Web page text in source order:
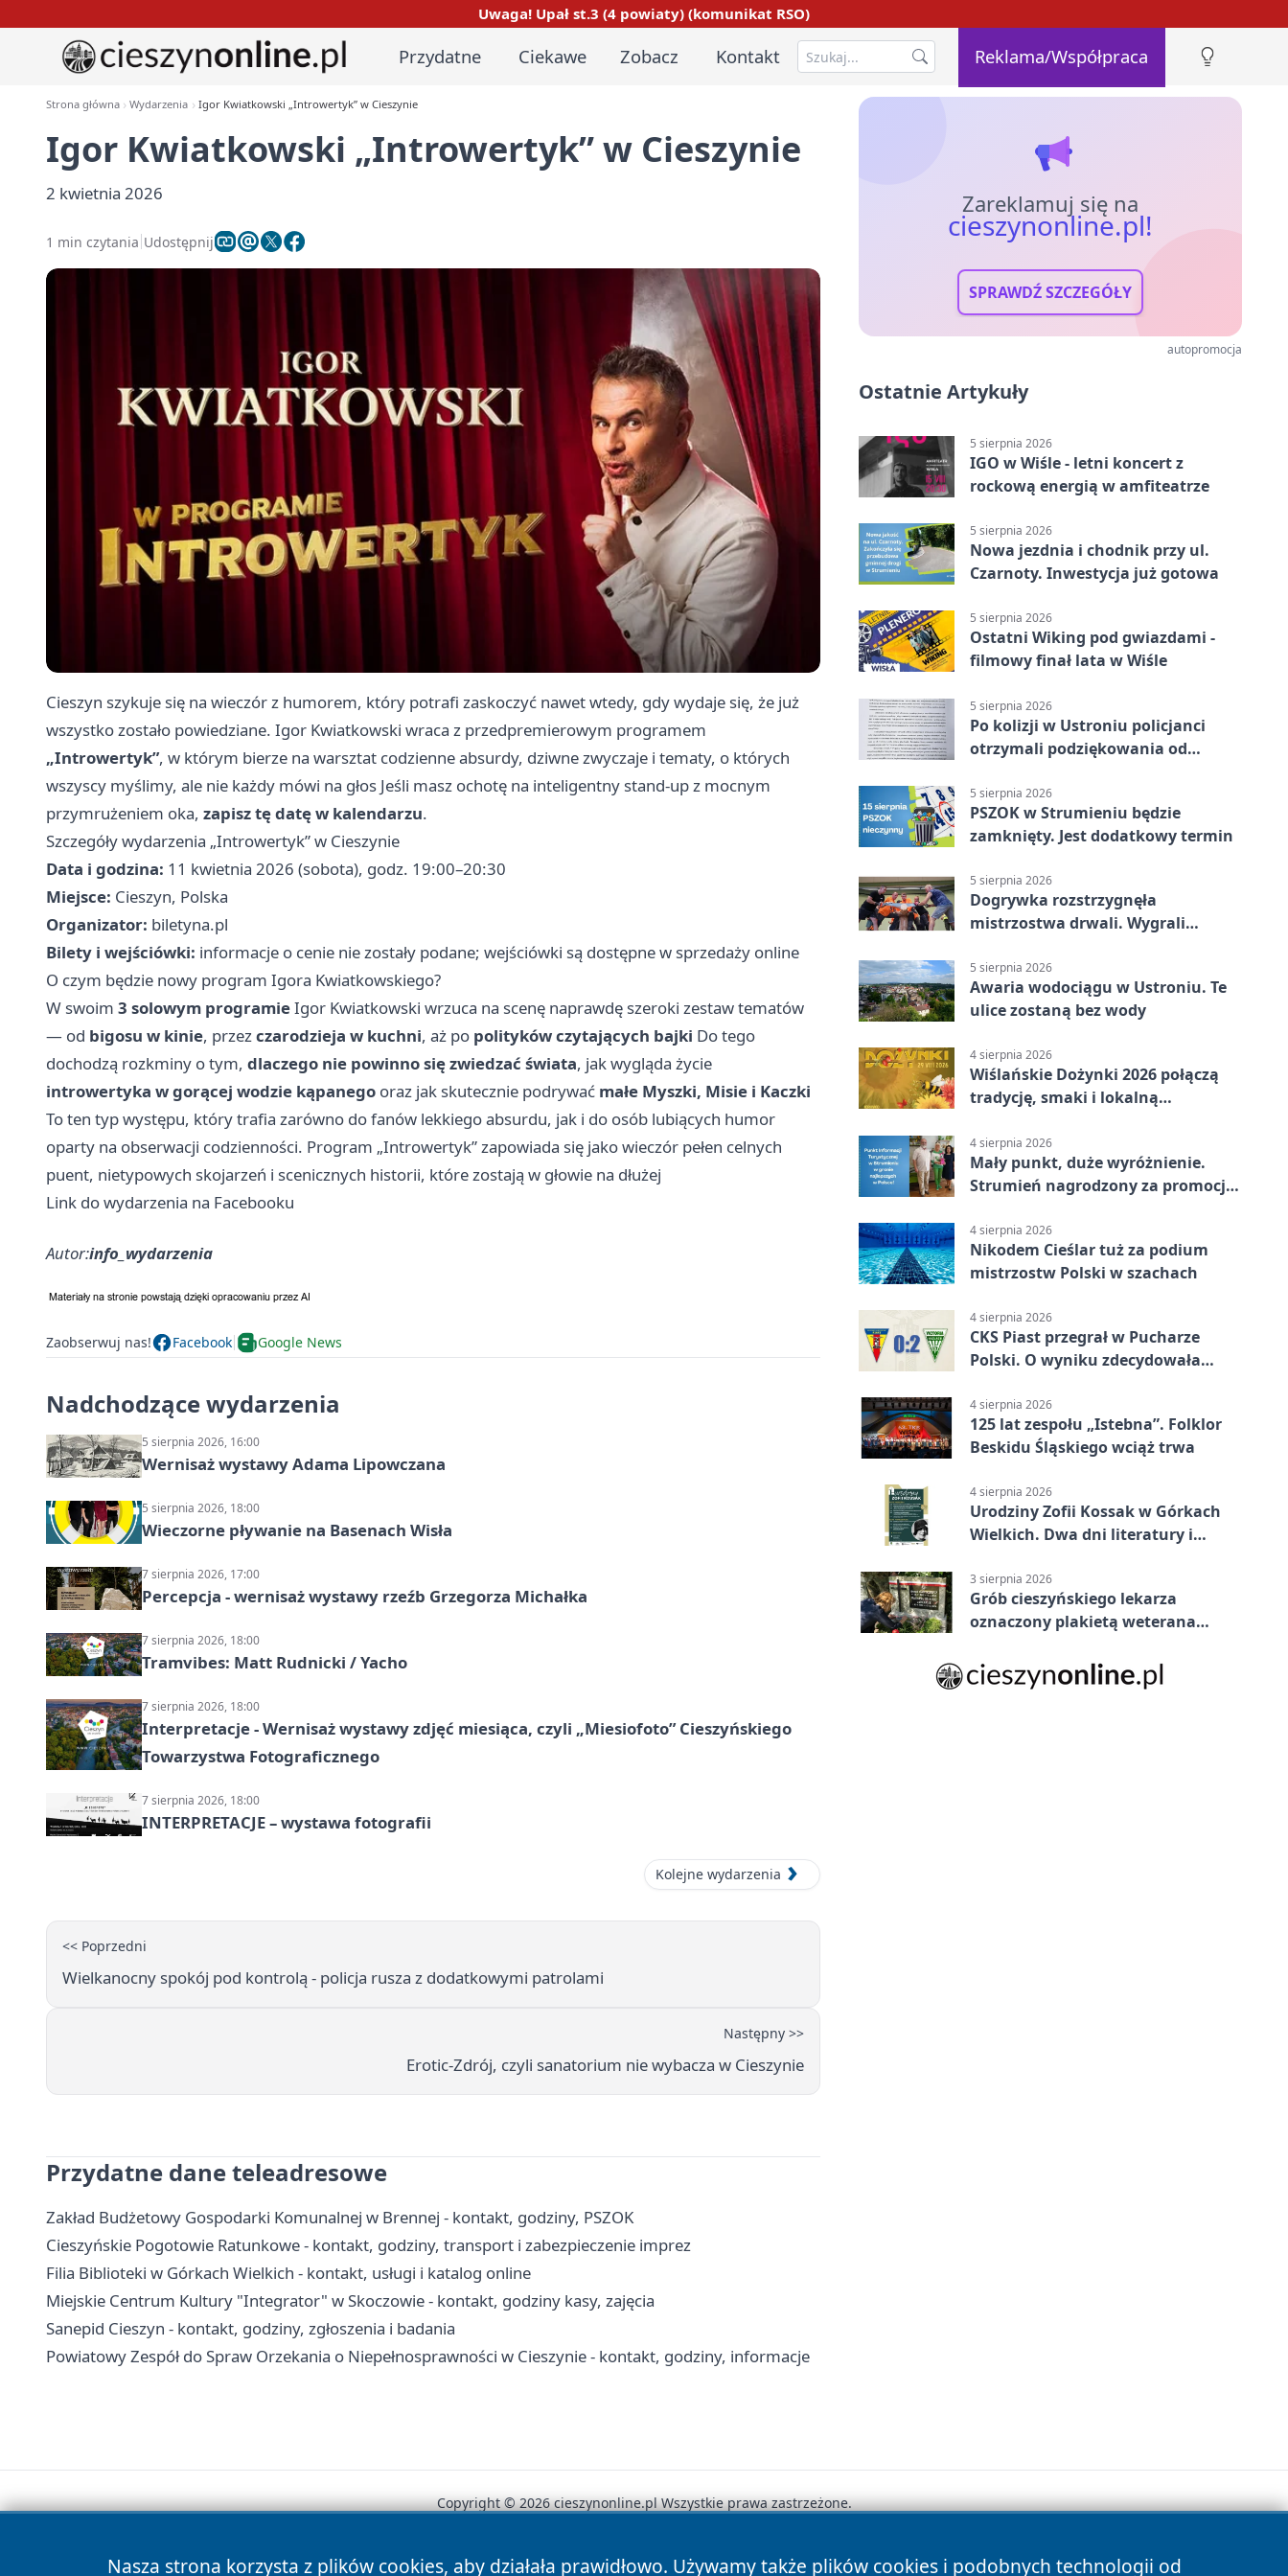
Uwaga! Upał st.3 (4 powiaty) (komunikat RSO)
Przydatne Ciekawe Zobacz Kontakt Reklama/Współpraca
Strona główna Wydarzenia Igor Kwiatkowski „Introwertyk” w Cieszynie
Igor Kwiatkowski „Introwertyk” w Cieszynie
2 kwietnia 2026
1 min czytania Udostępnij
Cieszyn szykuje się na wieczór z humorem, który potrafi zaskoczyć nawet wtedy, gdy wydaje się, że już
wszystko zostało powiedziane. Igor Kwiatkowski wraca z przedpremierowym programem
„Introwertyk”, w którym bierze na warsztat codzienne absurdy, dziwne zwyczaje i tematy, o których
wszyscy myślimy, ale nie każdy mówi na głos Jeśli masz ochotę na inteligentny stand-up z mocnym
przymrużeniem oka, zapisz tę datę w kalendarzu.
Szczegóły wydarzenia „Introwertyk” w Cieszynie
Data i godzina: 11 kwietnia 2026 (sobota), godz. 19:00–20:30
Miejsce: Cieszyn, Polska
Organizator: biletyna.pl
Bilety i wejściówki: informacje o cenie nie zostały podane; wejściówki są dostępne w sprzedaży online
O czym będzie nowy program Igora Kwiatkowskiego?
W swoim 3 solowym programieIgor Kwiatkowski wrzuca na scenę naprawdę szeroki zestaw tematów
— od bigosu w kinie, przezczarodzieja w kuchni, aż po polityków czytających bajki Do tego
dochodzą rozkminy o tym, dlaczego nie powinno się zwiedzać świata, jak wygląda życie
introwertyka w gorącej wodzie kąpanego oraz jak skutecznie podrywać małe Myszki, Misie i Kaczki
To ten typ występu, który trafia zarówno do fanów lekkiego absurdu, jak i do osób lubiących humor
oparty na obserwacji codzienności. Program „Introwertyk” zapowiada się jako wieczór pełen celnych
puent, nietypowych skojarzeń i scenicznych historii, które zostają w głowie na dłużej
Link do wydarzenia na Facebooku
Autor:info_wydarzenia
Zaobserwuj nas! Facebook Google News
Nadchodzące wydarzenia
5 sierpnia 2026, 16:00
Wernisaż wystawy Adama Lipowczana
5 sierpnia 2026, 18:00
Wieczorne pływanie na Basenach Wisła
7 sierpnia 2026, 17:00
Percepcja - wernisaż wystawy rzeźb Grzegorza Michałka
7 sierpnia 2026, 18:00
Tramvibes: Matt Rudnicki / Yacho
7 sierpnia 2026, 18:00
Interpretacje - Wernisaż wystawy zdjęć miesiąca, czyli „Miesiofoto” Cieszyńskiego
Towarzystwa Fotograficznego
7 sierpnia 2026, 18:00
INTERPRETACJE – wystawa fotografii
Kolejne wydarzenia
<< Poprzedni
Wielkanocny spokój pod kontrolą - policja rusza z dodatkowymi patrolami
Następny >>
Erotic-Zdrój, czyli sanatorium nie wybacza w Cieszynie
Przydatne dane teleadresowe
Zakład Budżetowy Gospodarki Komunalnej w Brennej - kontakt, godziny, PSZOK
Cieszyńskie Pogotowie Ratunkowe - kontakt, godziny, transport i zabezpieczenie imprez
Filia Biblioteki w Górkach Wielkich - kontakt, usługi i katalog online
Miejskie Centrum Kultury "Integrator" w Skoczowie - kontakt, godziny kasy, zajęcia
Sanepid Cieszyn - kontakt, godziny, zgłoszenia i badania
Powiatowy Zespół do Spraw Orzekania o Niepełnosprawności w Cieszynie - kontakt, godziny, informacje
Zareklamuj się na
cieszynonline.pl!
SPRAWDŹ SZCZEGÓŁY
autopromocja
Ostatnie Artykuły
5 sierpnia 2026
IGO w Wiśle - letni koncert z
rockową energią w amfiteatrze
5 sierpnia 2026
Nowa jezdnia i chodnik przy ul.
Czarnoty. Inwestycja już gotowa
5 sierpnia 2026
Ostatni Wiking pod gwiazdami -
filmowy finał lata w Wiśle
5 sierpnia 2026
Po kolizji w Ustroniu policjanci
otrzymali podziękowania od
5 sierpnia 2026
PSZOK w Strumieniu będzie
zamknięty. Jest dodatkowy termin
5 sierpnia 2026
Dogrywka rozstrzygnęła
mistrzostwa drwali. Wygrali
5 sierpnia 2026
Awaria wodociągu w Ustroniu. Te
ulice zostaną bez wody
4 sierpnia 2026
Wiślańskie Dożynki 2026 połączą
tradycję, smaki i lokalną
4 sierpnia 2026
Mały punkt, duże wyróżnienie.
Strumień nagrodzony za promocję
4 sierpnia 2026
Nikodem Cieślar tuż za podium
mistrzostw Polski w szachach
4 sierpnia 2026
CKS Piast przegrał w Pucharze
Polski. O wyniku zdecydowała
4 sierpnia 2026
125 lat zespołu „Istebna”. Folklor
Beskidu Śląskiego wciąż trwa
4 sierpnia 2026
Urodziny Zofii Kossak w Górkach
Wielkich. Dwa dni literatury i
3 sierpnia 2026
Grób cieszyńskiego lekarza
oznaczony plakietą weterana
Nasza strona korzysta z plików cookies, aby działała prawidłowo. Używamy także plików cookies i podobnych technologii od
Copyright © 2026 cieszynonline.pl Wszystkie prawa zastrzeżone.
News Autorzy Polityka Prywatności Polityka Cookies